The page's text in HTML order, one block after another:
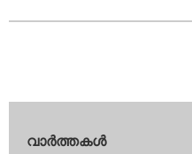
വാര്‍ത്തകള്‍